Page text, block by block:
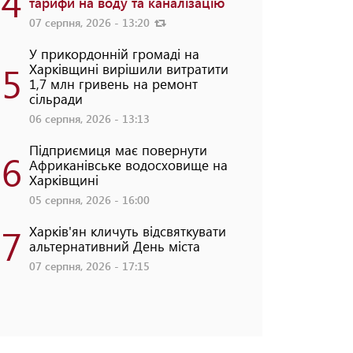
07 серпня, 2026 - 13:20
5
У прикордонній громаді на
Харківщині вирішили витратити
1,7 млн гривень на ремонт
сільради
06 серпня, 2026 - 13:13
6 Підприємиця має повернути
Африканівське водосховище на
Харківщині
05 серпня, 2026 - 16:00
7 Харків'ян кличуть відсвяткувати
альтернативний День міста
07 серпня, 2026 - 17:15